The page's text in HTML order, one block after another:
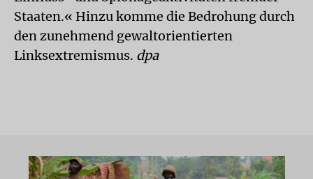
Staaten.« Hinzu komme die Bedrohung durch
den zunehmend gewaltorientierten
Linksextremismus. dpa